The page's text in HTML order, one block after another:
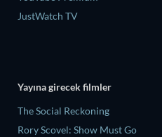
JustWatch TV
Yayına girecek filmler
The Social Reckoning
Rory Scovel: Show Must Go